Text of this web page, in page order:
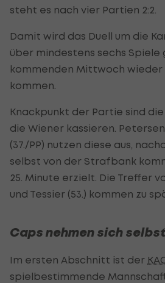
steht es nach vier Partien 2:2.
Damit wird das Duell um die
über mindestens sechs Spiele
kommenden Mittwoch wieder
kommen.
Knackpunkt der Partie sind
die Wiener kassieren. Petersen
(37./PP) nutzen diese aus,
selbst von der Strafbank
25. Minute erzielt. Die Treffer
und Tessier (53.) kommen zu
Caps nehmen sich
Im ersten Abschnitt ist der
spielbestimmende